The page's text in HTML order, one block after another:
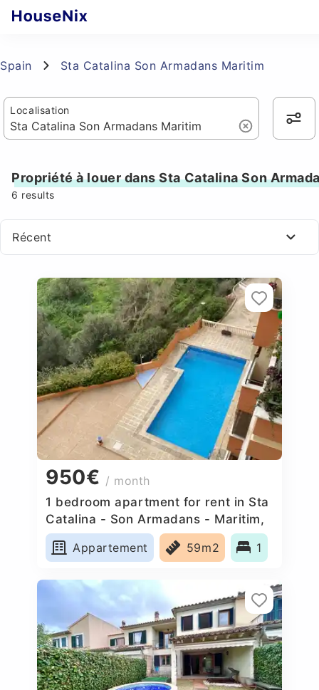
Spain Sta Catalina Son Armadans Maritim
Localisation
Propriété à louer dans Sta Catalina Son
6 results
Récent
950€ / month
1 bedroom apartment for rent in Sta
Catalina - Son Armadans - Maritim,
Spain
Appartement
59m2 1